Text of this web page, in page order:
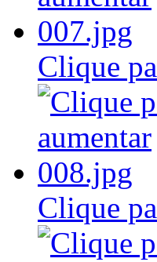
Clique
Clique